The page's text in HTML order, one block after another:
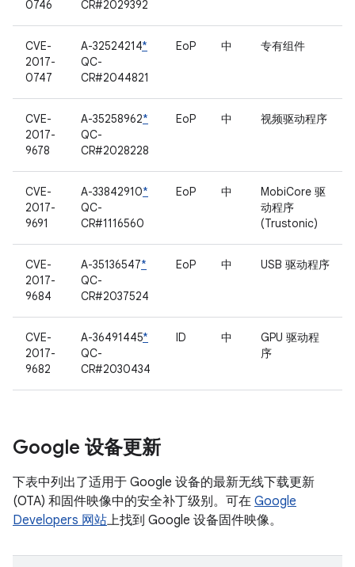
0746
CR#2029392
CVE-
2017-
0747
A-32524214*
QC-
CR#2044821
EoP 中 专有组件
CVE-
2017-
9678
A-35258962*
QC-
CR#2028228
EoP 中 视频驱动程序
CVE-
2017-
9691
A-33842910*
QC-
CR#1116560
EoP 中
MobiCore 驱
动程序
(Trustonic)
CVE-
2017-
9684
A-35136547*
QC-
CR#2037524
EoP 中 USB 驱动程序
CVE-
2017-
9682
A-36491445*
QC-
CR#2030434
ID 中
GPU 驱动程
序
Google 设备更新
下表中列出了适用于 Google 设备的最新无线下载更新
(OTA) 和固件映像中的安全补丁级别。可在 Google
Developers 网站上找到 Google 设备固件映像。